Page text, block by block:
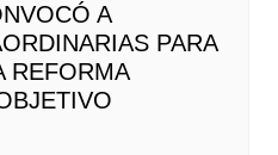
A
PARA
REFORMA